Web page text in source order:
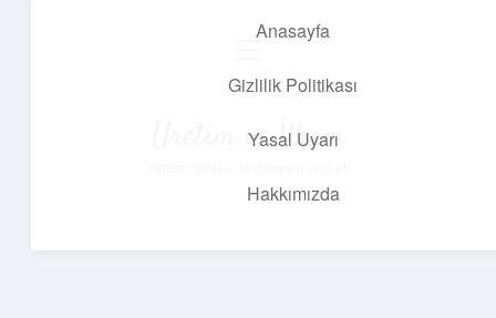
Anasayfa
Gizlilik Politikası
Yasal Uyarı
Hakkımızda
Üretim ve İlham